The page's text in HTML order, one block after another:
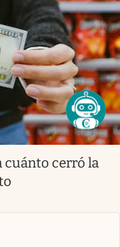
cuánto cerró la